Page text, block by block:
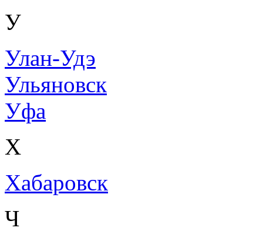
У
Улан-Удэ
Ульяновск
Уфа
Х
Хабаровск
Ч